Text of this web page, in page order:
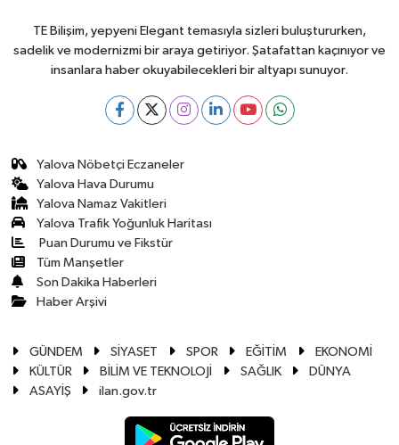
TE Bilişim, yepyeni Elegant temasıyla sizleri buluştururken,
sadelik ve modernizmi bir araya getiriyor. Şatafattan kaçınıyor ve
insanlara haber okuyabilecekleri bir altyapı sunuyor.
Yalova Nöbetçi Eczaneler
Yalova Hava Durumu
Yalova Namaz Vakitleri
Yalova Trafik Yoğunluk Haritası
Puan Durumu ve Fikstür
Tüm Manşetler
Son Dakika Haberleri
Haber Arşivi
GÜNDEM SİYASET SPOR EĞİTİM
EKONOMİ
KÜLTÜR
BİLİM VE TEKNOLOJİ SAĞLIK
DÜNYA
ASAYİŞ
ilan.gov.tr